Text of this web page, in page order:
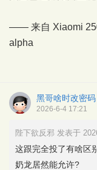
—— 来自 Xiaomi
alpha
黑哥啥时改密码
2026-6-4 17:21
陛下欲反邪 发表于
这跟完全投了有啥区
奶龙居然能允许?